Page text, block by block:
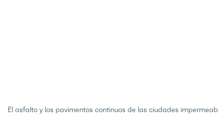
El asfalto y los pavimentos continuos de las ciudades